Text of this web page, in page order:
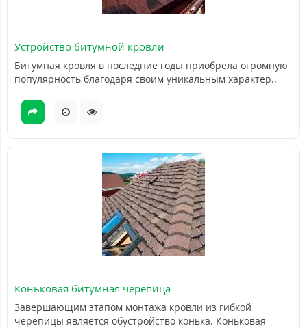
Устройство битумной кровли
Битумная кровля в последние годы приобрела огромную
популярность благодаря своим уникальным характер..
Коньковая битумная черепица
Завершающим этапом монтажа кровли из гибкой
черепицы является обустройство конька. Коньковая